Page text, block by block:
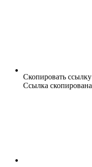
Скопировать ссылку
Ссылка скопирована